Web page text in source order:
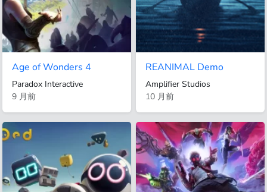
Age of Wonders 4
Paradox Interactive
9 月前
REANIMAL Demo
Amplifier Studios
10 月前